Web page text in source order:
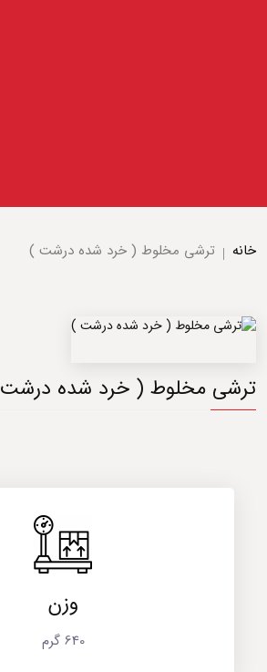
خانه ترشی مخلوط ( خرد شده درشت )
ترشی مخلوط ( خرد شده
وزن
640 گرم